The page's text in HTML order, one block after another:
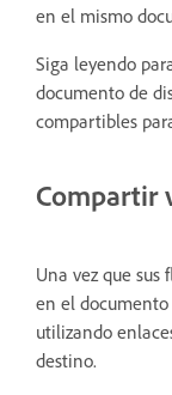
en el mismo
Siga leyendo
documento de
compartibles
Compartir
Una vez que sus
en el
utilizando
destino.